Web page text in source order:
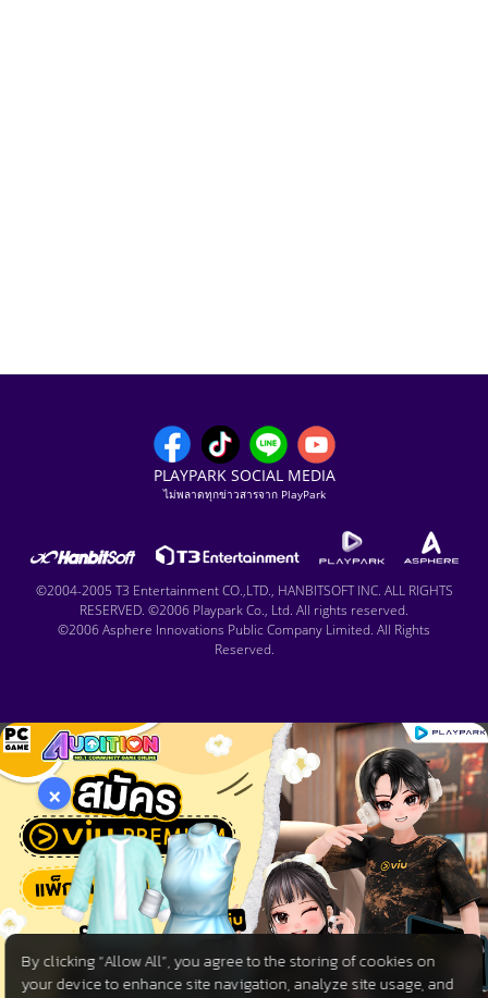
PLAYPARK SOCIAL MEDIA
ไม่พลาดทุกข่าวสารจาก PlayPark
©2004-2005 T3 Entertainment CO.,LTD., HANBITSOFT INC. ALL RIGHTS
RESERVED. ©2006 Playpark Co., Ltd. All rights reserved.
©2006 Asphere Innovations Public Company Limited. All Rights
Reserved.
By clicking “Allow All”, you agree to the storing of cookies on
your device to enhance site navigation, analyze site usage, and
×